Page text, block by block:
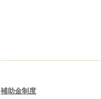
補助金制度